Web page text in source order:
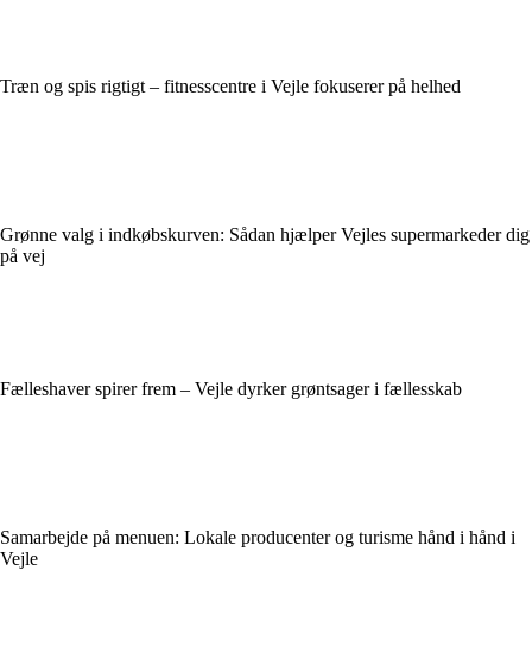
Træn og spis rigtigt – fitnesscentre i Vejle fokuserer på helhed
Grønne valg i indkøbskurven: Sådan hjælper Vejles supermarkeder dig
på vej
Fælleshaver spirer frem – Vejle dyrker grøntsager i fællesskab
Samarbejde på menuen: Lokale producenter og turisme hånd i hånd i
Vejle